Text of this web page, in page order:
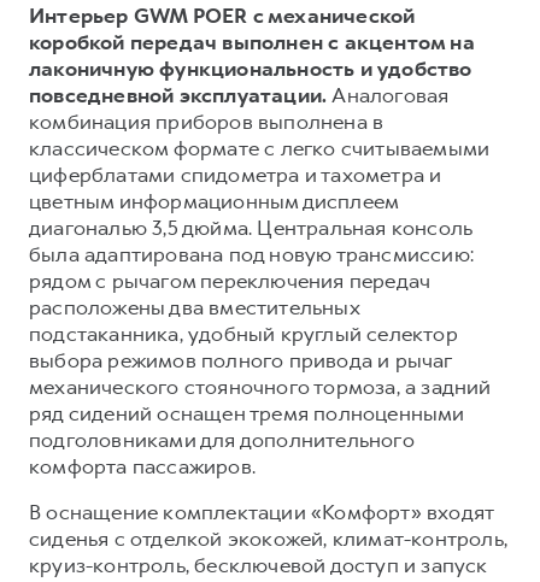
Интерьер GWM POER с механической
коробкой передач выполнен с акцентом на
лаконичную функциональность и удобство
повседневной эксплуатации.Аналоговая
комбинация приборов выполнена в
классическом формате с легко считываемыми
циферблатами спидометра и тахометра и
цветным информационным дисплеем
диагональю 3,5 дюйма. Центральная консоль
была адаптирована под новую трансмиссию:
рядом с рычагом переключения передач
расположены два вместительных
подстаканника, удобный круглый селектор
выбора режимов полного привода и рычаг
механического стояночного тормоза, а задний
ряд сидений оснащен тремя полноценными
подголовниками для дополнительного
комфорта пассажиров.
В оснащение комплектации «Комфорт» входят
сиденья с отделкой экокожей, климат-контроль,
круиз-контроль, бесключевой доступ и запуск